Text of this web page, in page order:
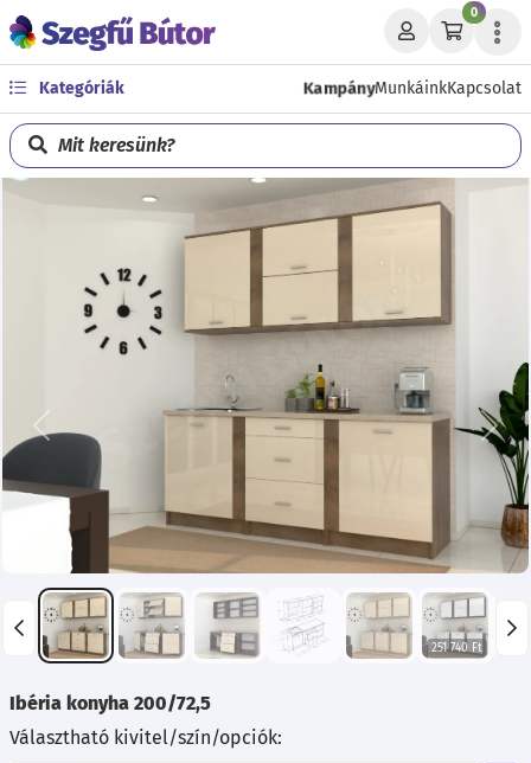
0
Kategóriák KampányMunkáinkKapcsolat
Mit keresünk?
Előző
251 740 Ft
Ibéria konyha 200/72,5
Választható kivitel/szín/opciók: